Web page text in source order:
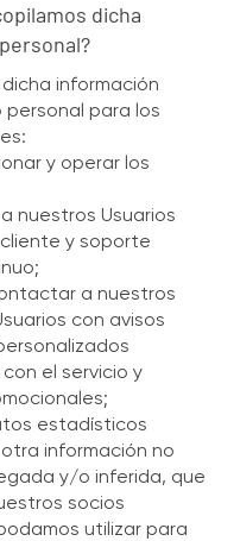
dicha
información
personal para los
y operar los
nuestros Usuarios
y soporte
a nuestros
con avisos
el servicio y
estadísticos
información no
y/o inferida, que
socios
utilizar para